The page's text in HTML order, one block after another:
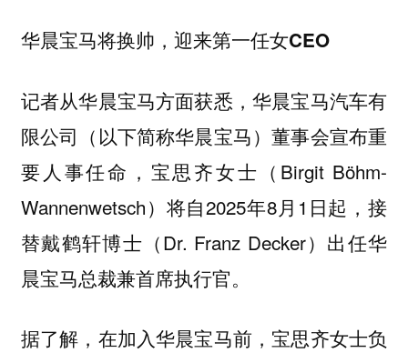
华晨宝马将换帅，迎来第一任女CEO
记者从华晨宝马方面获悉，华晨宝马汽车有
限公司（以下简称华晨宝马）董事会宣布重
要人事任命，宝思齐女士（Birgit Böhm-
Wannenwetsch）将自2025年8月1日起，接
替戴鹤轩博士（Dr. Franz Decker）出任华
晨宝马总裁兼首席执行官。
据了解，在加入华晨宝马前，宝思齐女士负